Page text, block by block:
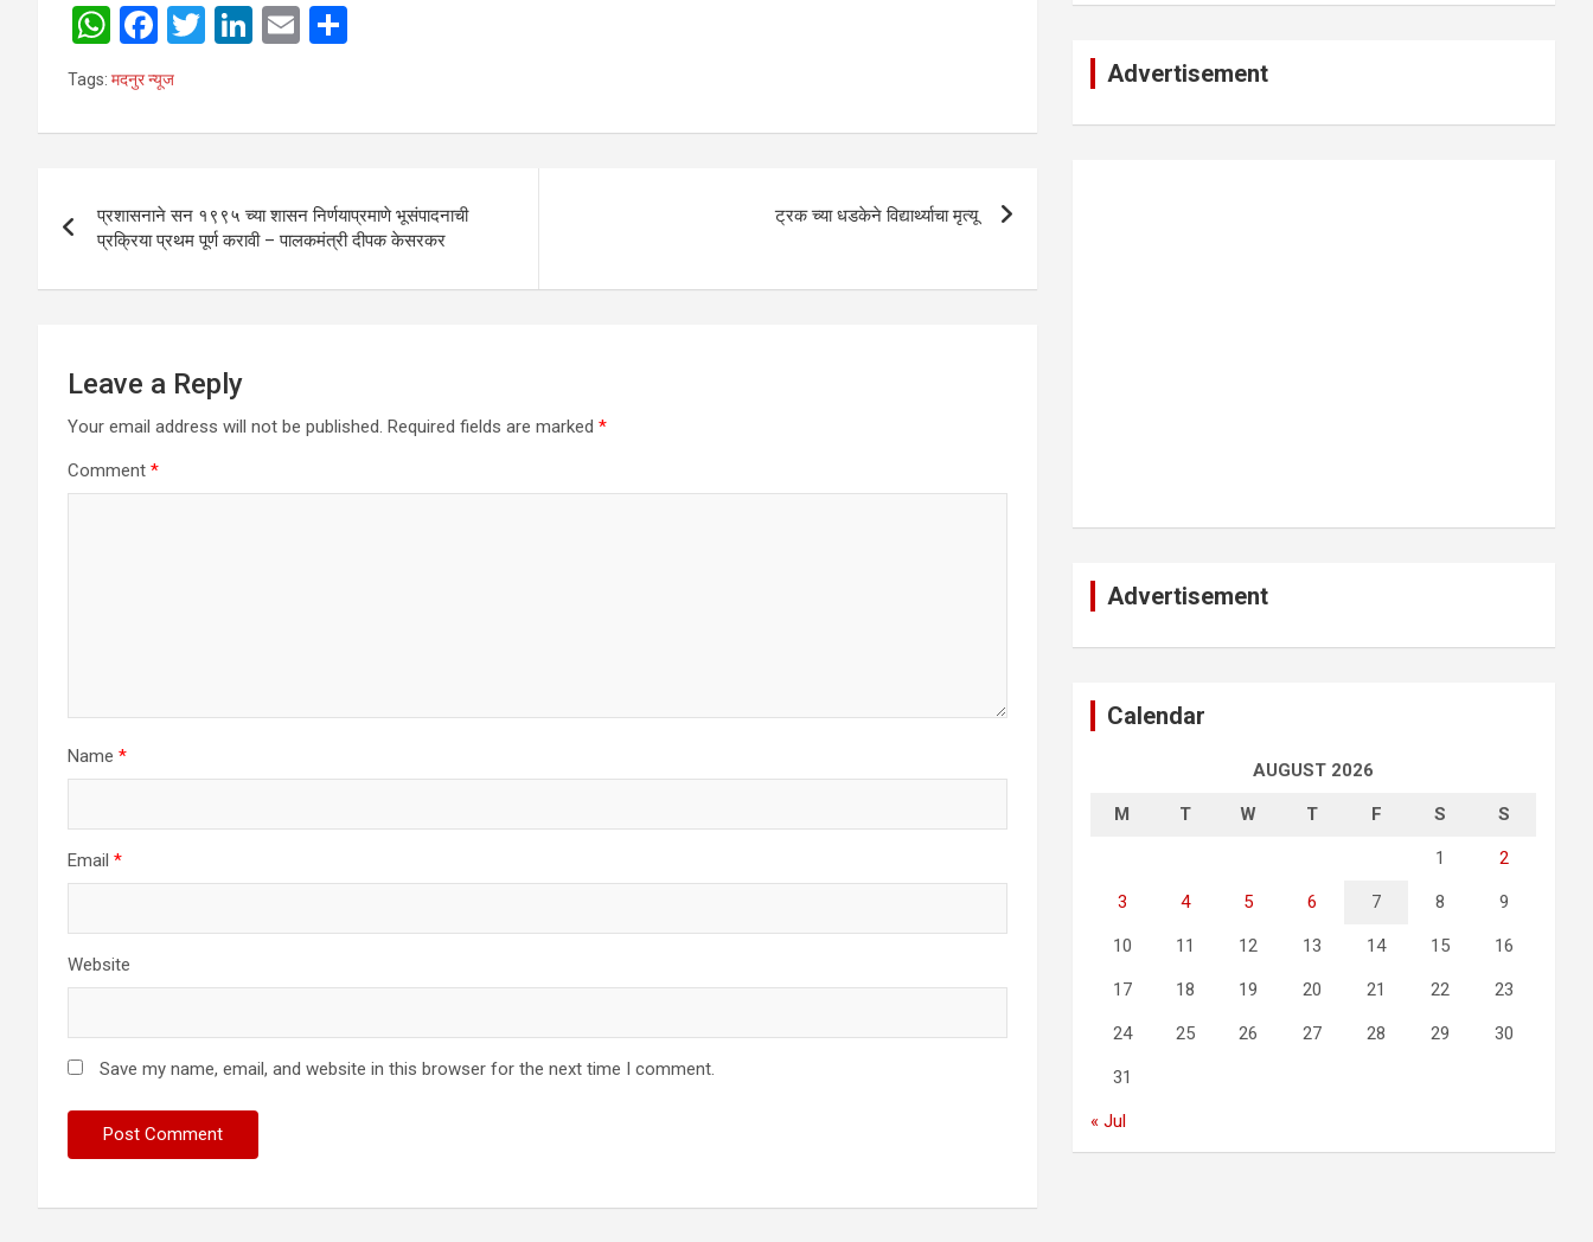
W
at
s
p
p
F
ce
b
o
k
T
er
Li
dI
E
e
Tags: मदनुर न्यूज
navigation
प्रशासनाने सन १९९५ च्या शासन निर्णयाप्रमाणे भूसंपादनाची
प्रक्रिया प्रथम पूर्ण करावी – पालकमंत्री दीपक केसरकर
ट्रक च्या धडकेने विद्यार्थ्याचा मृत्यू
Leave a Reply
Your email address will not be published. Required fields are marked *
Comment *
Name *
Email *
Website
Save my name, email, and website in this browser for the next time I comment.
Advertisement
Advertisement
Calendar
AUGUST 2026
M T W T F S S
1 2
3 4 5 6 7 8 9
10 11 12 13 14 15 16
17 18 19 20 21 22 23
24 25 26 27 28 29 30
31
« Jul